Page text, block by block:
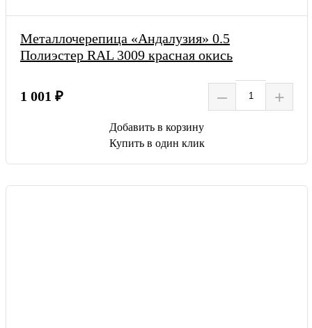
Металлочерепица «Андалузия» 0.5
Полиэстер RAL 3009 красная окись
1 001 ₽ – +
Добавить в корзину
Купить в один клик